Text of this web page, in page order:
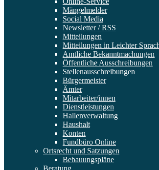
Mängelmelder
Social Media
Newsletter / RSS
Mitteilungen
Mitteilungen in Leichter
Amtliche Bekanntmachungen
Öffentliche Ausschreibungen
Stellenausschreibungen
Bürgermeister
Ämter
Mitarbeiter/innen
Dienstleistungen
Hallenverwaltung
Haushalt
Konten
Fundbüro Online
Ortsrecht und Satzungen
Bebauungspläne
Beratung